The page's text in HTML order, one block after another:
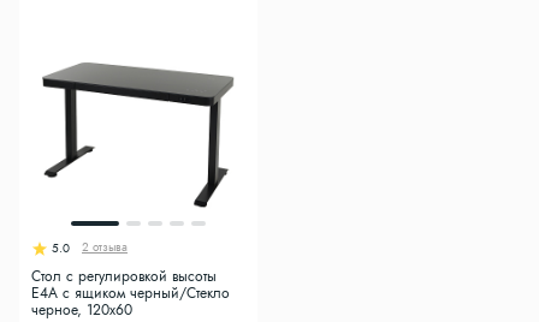
5.0 2 отзыва
Стол с регулировкой высоты
E4A с ящиком черный/Стекло
черное, 120x60